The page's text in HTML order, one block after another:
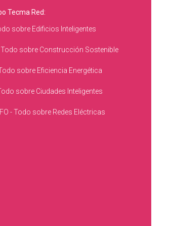
Tecma Red:
sobre Edificios Inteligentes
Todo sobre Construcción Sostenible
sobre Eficiencia Energética
sobre Ciudades Inteligentes
- Todo sobre Redes Eléctricas